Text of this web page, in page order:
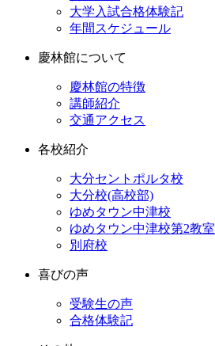
大学入試合格体験記
年間スケジュール
慶林館について
慶林館の特徴
講師紹介
交通アクセス
各校紹介
大分セントポルタ校
大分校(高校部)
ゆめタウン中津校
ゆめタウン中津校第2教室
別府校
喜びの声
受験生の声
合格体験記